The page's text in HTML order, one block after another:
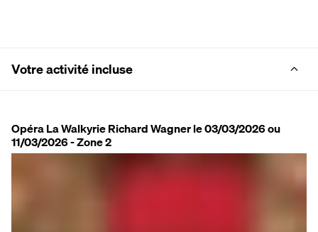
Votre activité incluse
Opéra La Walkyrie Richard Wagner le 03/03/2026 ou
11/03/2026 - Zone 2